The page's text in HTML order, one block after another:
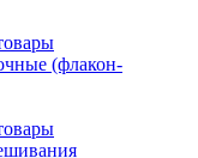
(флакон-